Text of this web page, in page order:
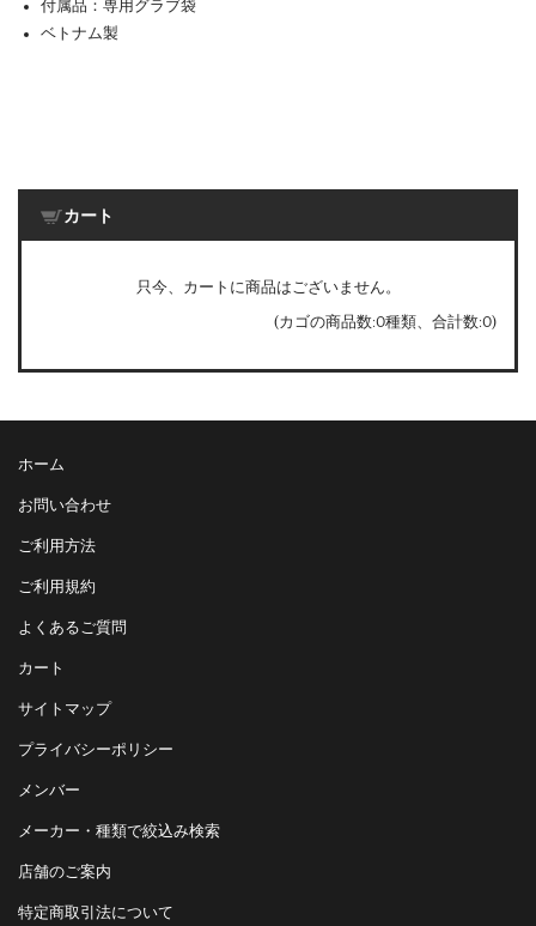
付属品：専用グラブ袋
ベトナム製
カート
只今、カートに商品はございません。
(カゴの商品数:0種類、合計数:0)
ホーム
お問い合わせ
ご利用方法
ご利用規約
よくあるご質問
カート
サイトマップ
プライバシーポリシー
メンバー
メーカー・種類で絞込み検索
店舗のご案内
特定商取引法について